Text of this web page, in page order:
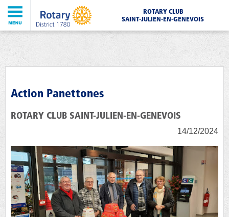
ROTARY CLUB
SAINT-JULIEN-EN-GENEVOIS
Action Panettones
ROTARY CLUB SAINT-JULIEN-EN-GENEVOIS
14/12/2024